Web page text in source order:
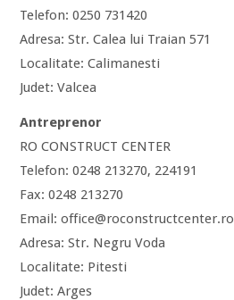
Telefon: 0250 731420
Adresa: Str. Calea lui Traian 571
Localitate: Calimanesti
Judet: Valcea
Antreprenor
RO CONSTRUCT CENTER
Telefon: 0248 213270, 224191
Fax: 0248 213270
Email: office@roconstructcenter.ro
Adresa: Str. Negru Voda
Localitate: Pitesti
Judet: Arges